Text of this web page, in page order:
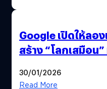
Google เปิดให้ลอง
สร้าง “โลกเสมือน
30/01/2026
Read More